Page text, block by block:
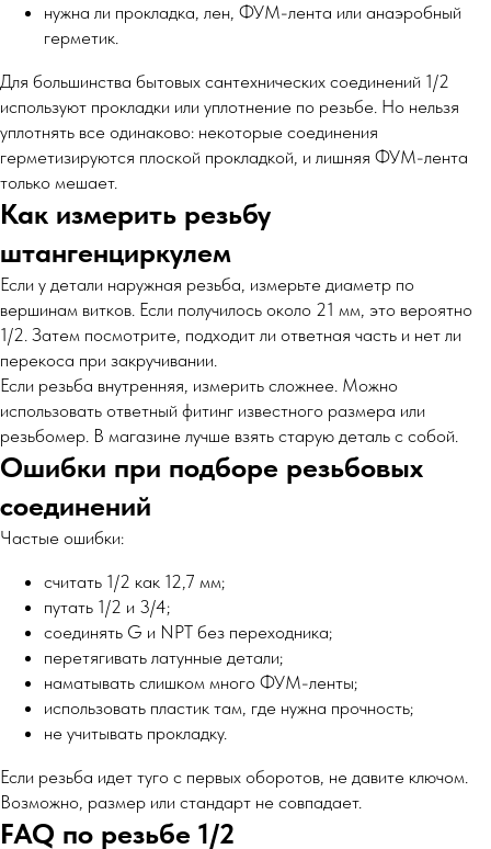
нужна ли прокладка, лен, ФУМ-лента или анаэробный
герметик.
Для большинства бытовых сантехнических соединений 1/2
используют прокладки или уплотнение по резьбе. Но нельзя
уплотнять все одинаково: некоторые соединения
герметизируются плоской прокладкой, и лишняя ФУМ-лента
только мешает.
Как измерить резьбу
штангенциркулем
Если у детали наружная резьба, измерьте диаметр по
вершинам витков. Если получилось около 21 мм, это вероятно
1/2. Затем посмотрите, подходит ли ответная часть и нет ли
перекоса при закручивании.
Если резьба внутренняя, измерить сложнее. Можно
использовать ответный фитинг известного размера или
резьбомер. В магазине лучше взять старую деталь с собой.
Ошибки при подборе резьбовых
соединений
Частые ошибки:
считать 1/2 как 12,7 мм;
путать 1/2 и 3/4;
соединять G и NPT без переходника;
перетягивать латунные детали;
наматывать слишком много ФУМ-ленты;
использовать пластик там, где нужна прочность;
не учитывать прокладку.
Если резьба идет туго с первых оборотов, не давите ключом.
Возможно, размер или стандарт не совпадает.
FAQ по резьбе 1/2